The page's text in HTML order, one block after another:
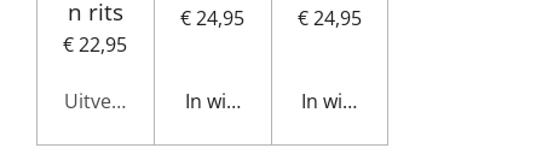
n rits
€ 22,95
Uitverkocht
€ 24,95
In winkelwagen
€ 24,95
In winkelwagen